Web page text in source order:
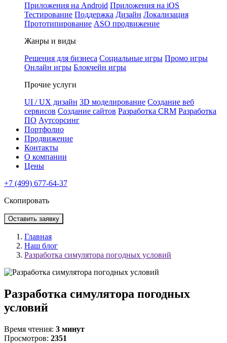
Приложения на Android Приложения на iOS
Тестирование Поддержка Дизайн Локализация
Прототипирование ASO продвижение
Жанры и виды
Решения для бизнеса Социальные игры Промо игры
Онлайн игры Блокчейн игры
Прочие услуги
UI / UX дизайн 3D моделирование Создание веб
сервисов Создание сайтов Разработка CRM Разработка
ПО Аутсорсинг
Портфолио
Продвижение
Контакты
О компании
Цены
+7 (499) 677-64-37
Скопировать
Оставить заявку
Главная
Наш блог
Разработка симулятора погодных условий
Разработка симулятора погодных
условий
Время чтения: 3 минут
Просмотров: 2351